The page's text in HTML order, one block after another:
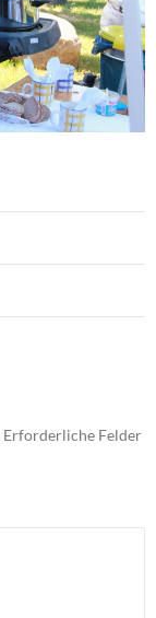
Erforderliche Felder